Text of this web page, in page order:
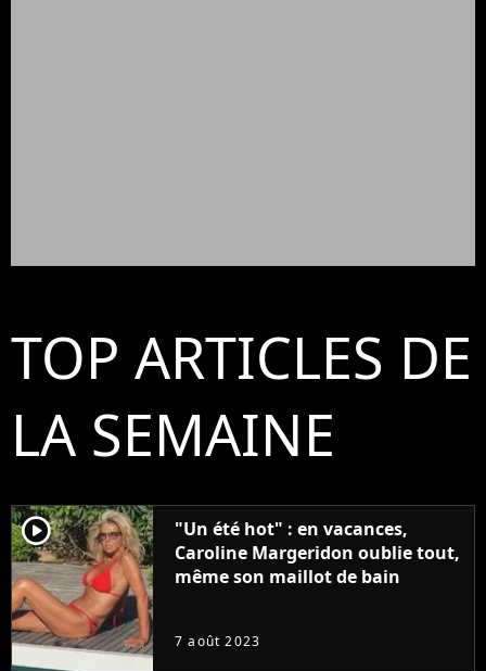
TOP ARTICLES DE
LA SEMAINE
player2
"Un été hot" : en vacances,
Caroline Margeridon oublie tout,
même son maillot de bain
7 août 2023